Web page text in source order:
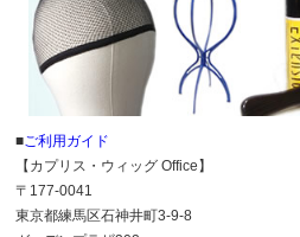
■ご利用ガイド
【カプリス・ウィッグ Office】
〒177-0041
東京都練馬区石神井町3-9-8